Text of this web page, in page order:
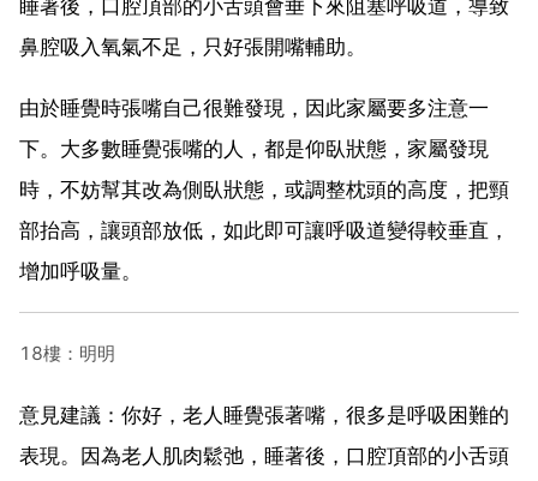
睡著後，口腔頂部的小舌頭會垂下來阻塞呼吸道，導致
鼻腔吸入氧氣不足，只好張開嘴輔助。
由於睡覺時張嘴自己很難發現，因此家屬要多注意一
下。大多數睡覺張嘴的人，都是仰臥狀態，家屬發現
時，不妨幫其改為側臥狀態，或調整枕頭的高度，把頸
部抬高，讓頭部放低，如此即可讓呼吸道變得較垂直，
增加呼吸量。
18樓：明明
意見建議：你好，老人睡覺張著嘴，很多是呼吸困難的
表現。因為老人肌肉鬆弛，睡著後，口腔頂部的小舌頭